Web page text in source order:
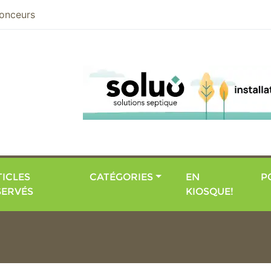
CATÉGORIES
EN
KIOSQUE!